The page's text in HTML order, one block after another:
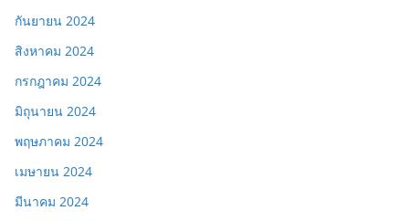
กันยายน 2024
สิงหาคม 2024
กรกฎาคม 2024
มิถุนายน 2024
พฤษภาคม 2024
เมษายน 2024
มีนาคม 2024